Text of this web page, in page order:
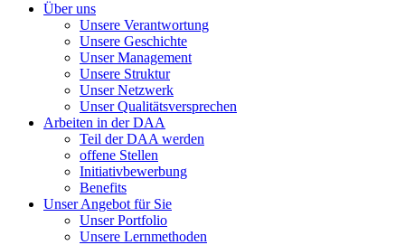
Über uns
Unsere Verantwortung
Unsere Geschichte
Unser Management
Unsere Struktur
Unser Netzwerk
Unser Qualitätsversprechen
Arbeiten in der DAA
Teil der DAA werden
offene Stellen
Initiativbewerbung
Benefits
Unser Angebot für Sie
Unser Portfolio
Unsere Lernmethoden